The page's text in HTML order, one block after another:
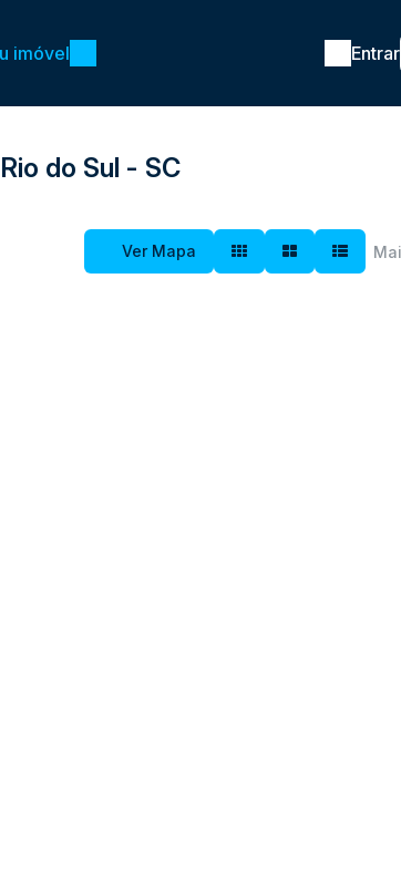
Entrar
imóvel
do Sul - SC
Ver Mapa